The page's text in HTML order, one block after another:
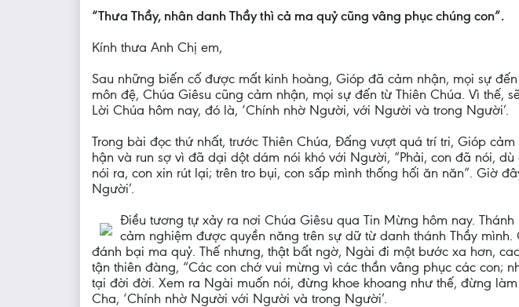
“Thưa Thầy, nhân danh Thầy thì cả ma quỷ cũng vâng phục chúng con”.
Kính thưa Anh Chị em,
Sau những biến cố được mất kinh hoàng, Gióp đã cảm nhận, mọi sự
môn đệ, Chúa Giêsu cũng cảm nhận, mọi sự đến từ Thiên Chúa. Vì thế,
Lời Chúa hôm nay, đó là, ‘Chính nhờ Người, với Người và trong Người’.
Trong bài đọc thứ nhất, trước Thiên Chúa, Đấng vượt quá trí tri, Gióp
hận và run sợ vì đã dại dột dám nói khó với Người, “Phải, con đã nói,
nói ra, con xin rút lại; trên tro bụi, con sấp mình thống hối ăn năn”. Giờ
Người’.
Điều tương tự xảy ra nơi Chúa Giêsu qua Tin Mừng hôm nay.
cảm nghiệm được quyền năng trên sự dữ từ danh thánh Thầy
đánh bại ma quỷ. Thế nhưng, thật bất ngờ, Ngài đi một bước xa hơn,
tận thiên đàng, “Các con chớ vui mừng vì các thần vâng phục các con;
tại đời đời. Xem ra Ngài muốn nói, đừng khoe khoang như thế, đừng
Cha, ‘Chính nhờ Người với Người và trong Người’.